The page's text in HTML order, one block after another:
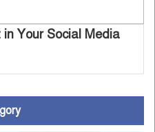
Your Social Media